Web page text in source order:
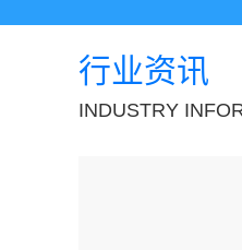
行业资讯
INDUSTRY